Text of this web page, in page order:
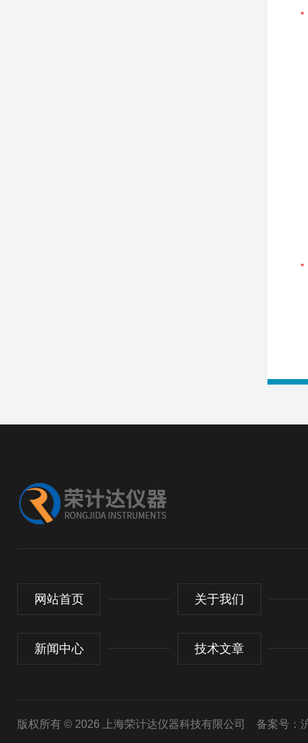
网站首页 关于我们
新闻中心 技术文章
版权所有 © 2026 上海荣计达仪器科技有限公司 备案号：